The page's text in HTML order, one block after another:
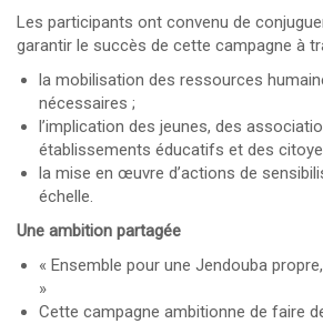
Les participants ont convenu de
garantir le succès de cette campagne à
la mobilisation des ressources
nécessaires ;
l’implication des jeunes, des
établissements éducatifs et des
la mise en œuvre d’actions de
échelle.
Une ambition partagée
« Ensemble pour une Jendouba
»
Cette campagne ambitionne de faire